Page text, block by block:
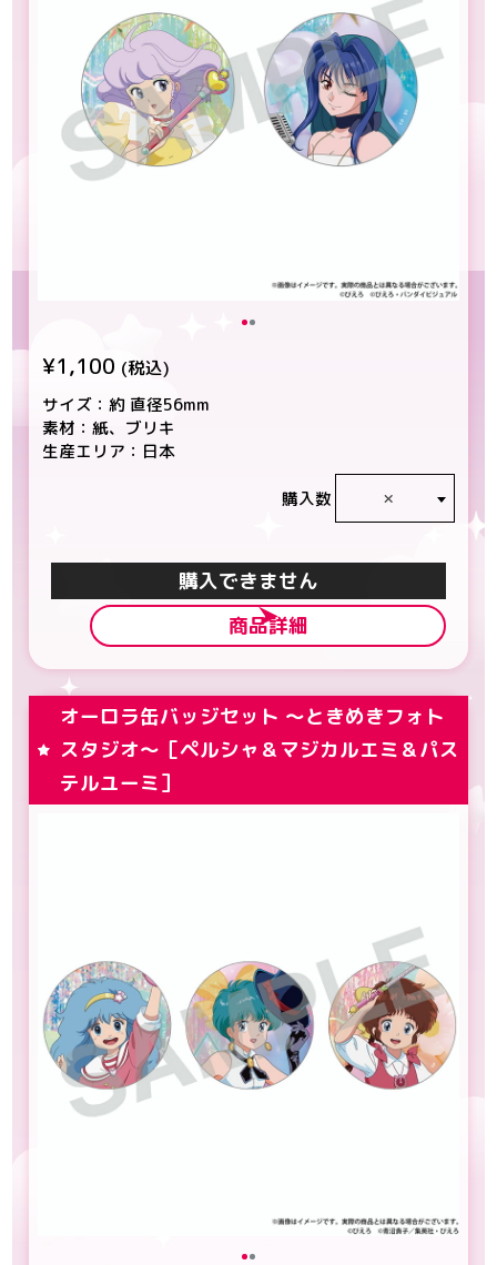
¥1,100 (税込)
サイズ：約 直径56mm
素材：紙、ブリキ
生産エリア：日本
購入数 ×
カートに入れる
商品詳細
オーロラ缶バッジセット ～ときめきフォト
スタジオ～［ペルシャ＆マジカルエミ＆パス
テルユーミ］